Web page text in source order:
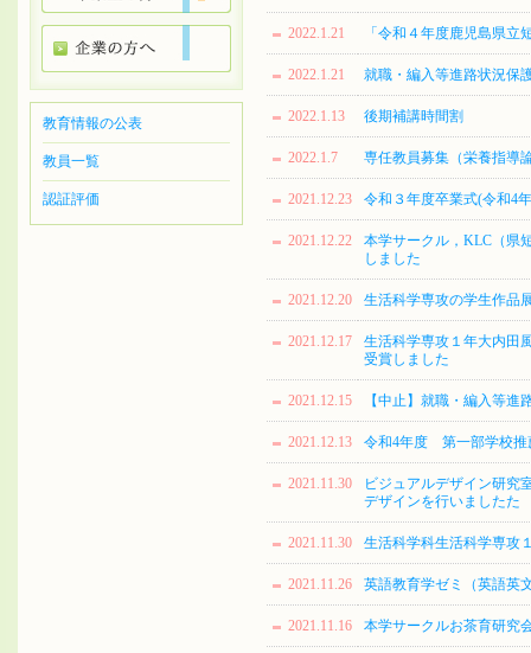
教育情報の公表
教員一覧
認証評価
2022.1.21 「令和４年度鹿児島県
2022.1.21 就職・編入等進路状況保
2022.1.13 後期補講時間割
2022.1.7 専任教員募集（栄養指導
2021.12.23 令和３年度卒業式(令和4
2021.12.22
本学サークル，KLC（県
しました
2021.12.20 生活科学専攻の学生作品
2021.12.17
生活科学専攻１年大内田
受賞しました
2021.12.15 【中止】就職・編入等
2021.12.13 令和4年度 第一部学校推
2021.11.30
ビジュアルデザイン研究
デザインを行いましたた
2021.11.30 生活科学科生活科学専攻
2021.11.26 英語教育学ゼミ（英語英
2021.11.16 本学サークルお茶育研究